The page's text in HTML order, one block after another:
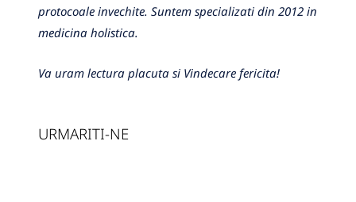
protocoale invechite. Suntem specializati din 2012 in
medicina holistica.
Va uram lectura placuta si Vindecare fericita!
URMARITI-NE